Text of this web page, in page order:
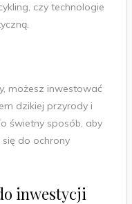
czy technologie
możesz inwestować
dzikiej przyrody i
świetny sposób, aby
do ochrony
inwestycji